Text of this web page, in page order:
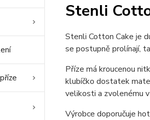
Stenli
Stenli Cotton Cake je
se postupně prolínají,
Příze má kroucenou
klubíčko dostatek
velikosti a zvolenému
Výrobce doporučuje